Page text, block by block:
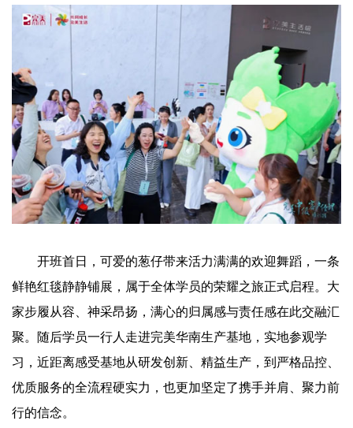
开班首日，可爱的葱仔带来活力满满的欢迎舞蹈，一条
鲜艳红毯静静铺展，属于全体学员的荣耀之旅正式启程。大
家步履从容、神采昂扬，满心的归属感与责任感在此交融汇
聚。随后学员一行人走进完美华南生产基地，实地参观学
习，近距离感受基地从研发创新、精益生产，到严格品控、
优质服务的全流程硬实力，也更加坚定了携手并肩、聚力前
行的信念。